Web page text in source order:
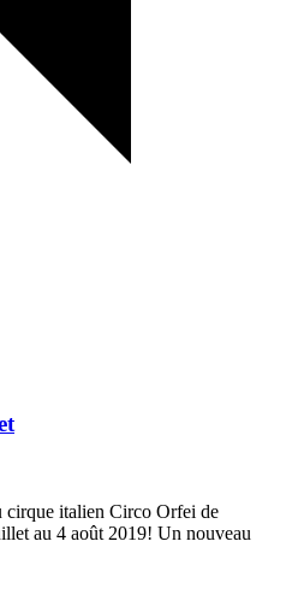
cirque italien Circo Orfei de
au 4 août 2019! Un nouveau